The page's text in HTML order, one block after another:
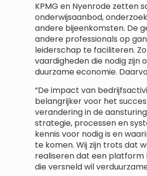
KPMG en Nyenrode zetten
onderwijsaanbod,
andere bijeenkomsten. De
andere professionals op
leiderschap te faciliteren.
vaardigheden die nodig
duurzame economie.
“De impact van
belangrijker voor het
verandering in de
strategie, processen en
kennis voor nodig is en
te komen. Wij zijn trots dat
realiseren dat een platform
die versneld wil